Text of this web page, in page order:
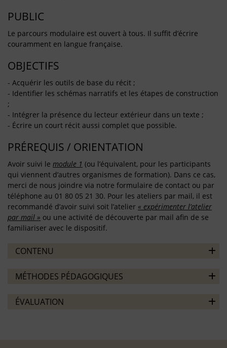
PUBLIC
Le parcours modulaire est ouvert à tous. Il suffit d’écrire
couramment en langue française.
OBJECTIFS
- Acquérir les outils de base du récit ;
- Identifier les schémas narratifs et les étapes de construction
;
- Intégrer la présence du lecteur extérieur dans un texte ;
- Écrire un court récit aussi complet que possible.
PRÉREQUIS / ORIENTATION
Avoir suivi le module 1 (ou l’équivalent, pour les participants
qui viennent d’autres organismes de formation). Dans ce cas,
merci de nous joindre via notre formulaire de contact ou par
téléphone au 01 80 05 21 30. Pour les ateliers par mail, il est
recommandé d’avoir suivi soit l’atelier « expérimenter l’atelier
par mail » ou une activité de découverte par mail afin de se
familiariser avec le dispositif.
CONTENU
MÉTHODES PÉDAGOGIQUES
ÉVALUATION